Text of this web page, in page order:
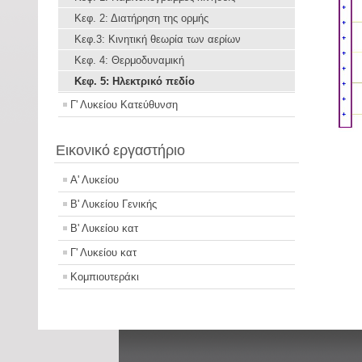
Κεφ. 2: Διατήρηση της ορμής
Kεφ.3: Κινητική θεωρία των αερίων
Κεφ. 4: Θερμοδυναμική
Κεφ. 5: Ηλεκτρικό πεδίο
Γ' Λυκείου Κατεύθυνση
Εικονικό εργαστήριο
Α' Λυκείου
Β' Λυκείου Γενικής
Β' Λυκείου κατ
Γ' Λυκείου κατ
Κομπιουτεράκι